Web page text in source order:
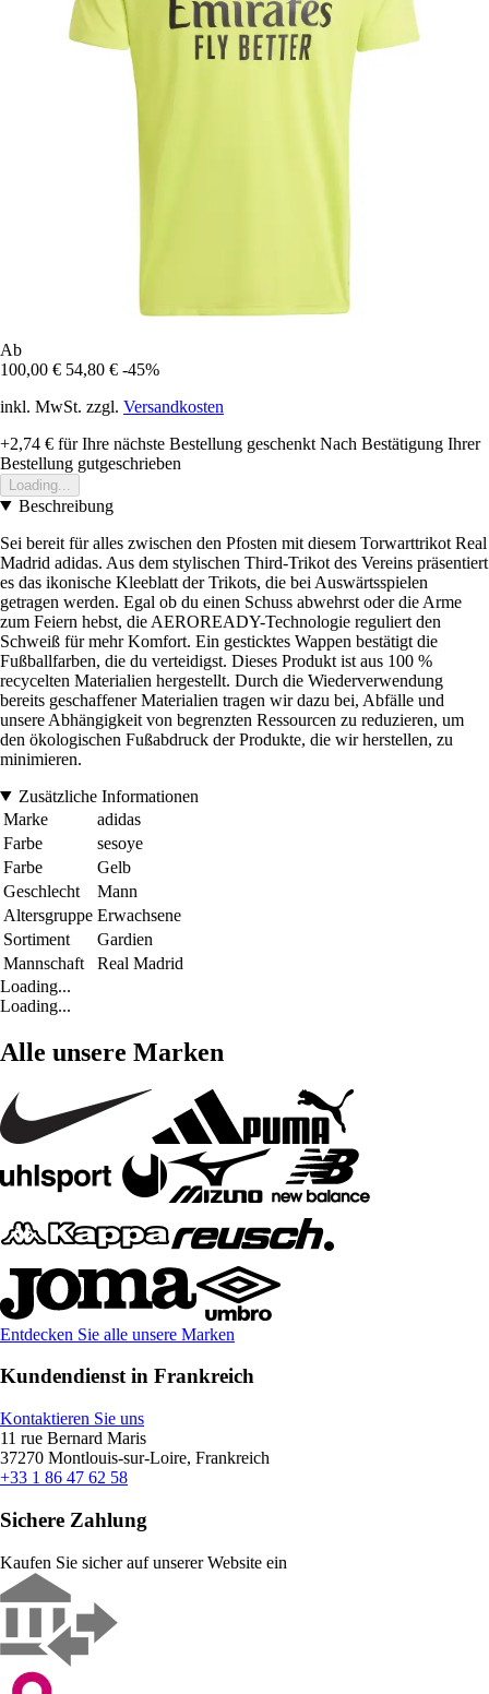
Ab
100,00 € 54,80 € -45%
inkl. MwSt. zzgl. Versandkosten
+2,74 € für Ihre nächste Bestellung geschenkt Nach Bestätigung Ihrer
Bestellung gutgeschrieben
Loading...
Beschreibung
Sei bereit für alles zwischen den Pfosten mit diesem Torwarttrikot Real
Madrid adidas. Aus dem stylischen Third-Trikot des Vereins präsentiert
es das ikonische Kleeblatt der Trikots, die bei Auswärtsspielen
getragen werden. Egal ob du einen Schuss abwehrst oder die Arme
zum Feiern hebst, die AEROREADY-Technologie reguliert den
Schweiß für mehr Komfort. Ein gesticktes Wappen bestätigt die
Fußballfarben, die du verteidigst. Dieses Produkt ist aus 100 %
recycelten Materialien hergestellt. Durch die Wiederverwendung
bereits geschaffener Materialien tragen wir dazu bei, Abfälle und
unsere Abhängigkeit von begrenzten Ressourcen zu reduzieren, um
den ökologischen Fußabdruck der Produkte, die wir herstellen, zu
minimieren.
Zusätzliche Informationen
Marke
adidas
Farbe
sesoye
Farbe
Gelb
Geschlecht
Mann
Altersgruppe Erwachsene
Sortiment
Gardien
Mannschaft
Real Madrid
Loading...
Loading...
Alle unsere Marken
Entdecken Sie alle unsere Marken
Kundendienst in Frankreich
Kontaktieren Sie uns
11 rue Bernard Maris
37270 Montlouis-sur-Loire, Frankreich
+33 1 86 47 62 58
Sichere Zahlung
Kaufen Sie sicher auf unserer Website ein